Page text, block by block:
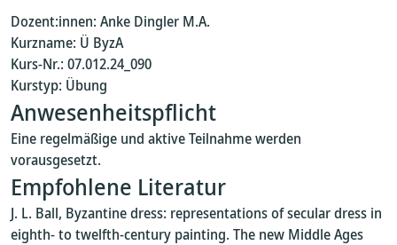
Dozent:innen: Anke Dingler M.A.
Kurzname: Ü ByzA
Kurs-Nr.: 07.012.24_090
Kurstyp: Übung
Anwesenheitspflicht
Eine regelmäßige und aktive Teilnahme werden
vorausgesetzt.
Empfohlene Literatur
J. L. Ball, Byzantine dress: representations of secular dress in
eighth- to twelfth-century painting. The new Middle Ages